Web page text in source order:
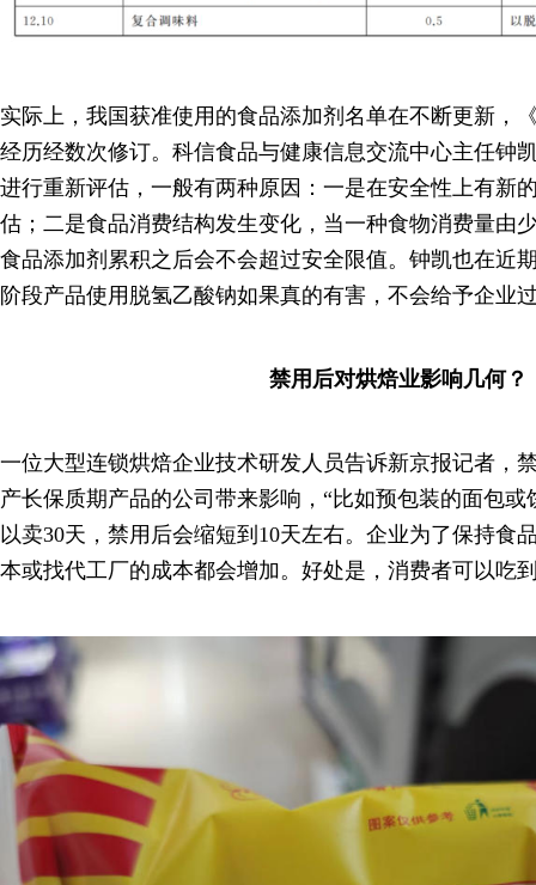
实际上，我国获准使用的食品添加剂名单在不断更新，
经历经数次修订。科信食品与健康信息交流中心主任钟
进行重新评估，一般有两种原因：一是在安全性上有新
估；二是食品消费结构发生变化，当一种食物消费量由
食品添加剂累积之后会不会超过安全限值。钟凯也在近
阶段产品使用脱氢乙酸钠如果真的有害，不会给予企业
禁用后对烘焙业影响几何？
一位大型连锁烘焙企业技术研发人员告诉新京报记者，
产长保质期产品的公司带来影响，“比如预包装的面包
以卖30天，禁用后会缩短到10天左右。企业为了保持食
本或找代工厂的成本都会增加。好处是，消费者可以吃